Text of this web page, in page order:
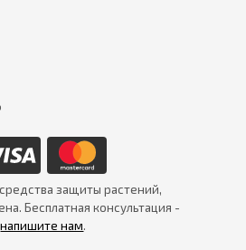
защиты растений,
Бесплатная консультация -
напишите нам.